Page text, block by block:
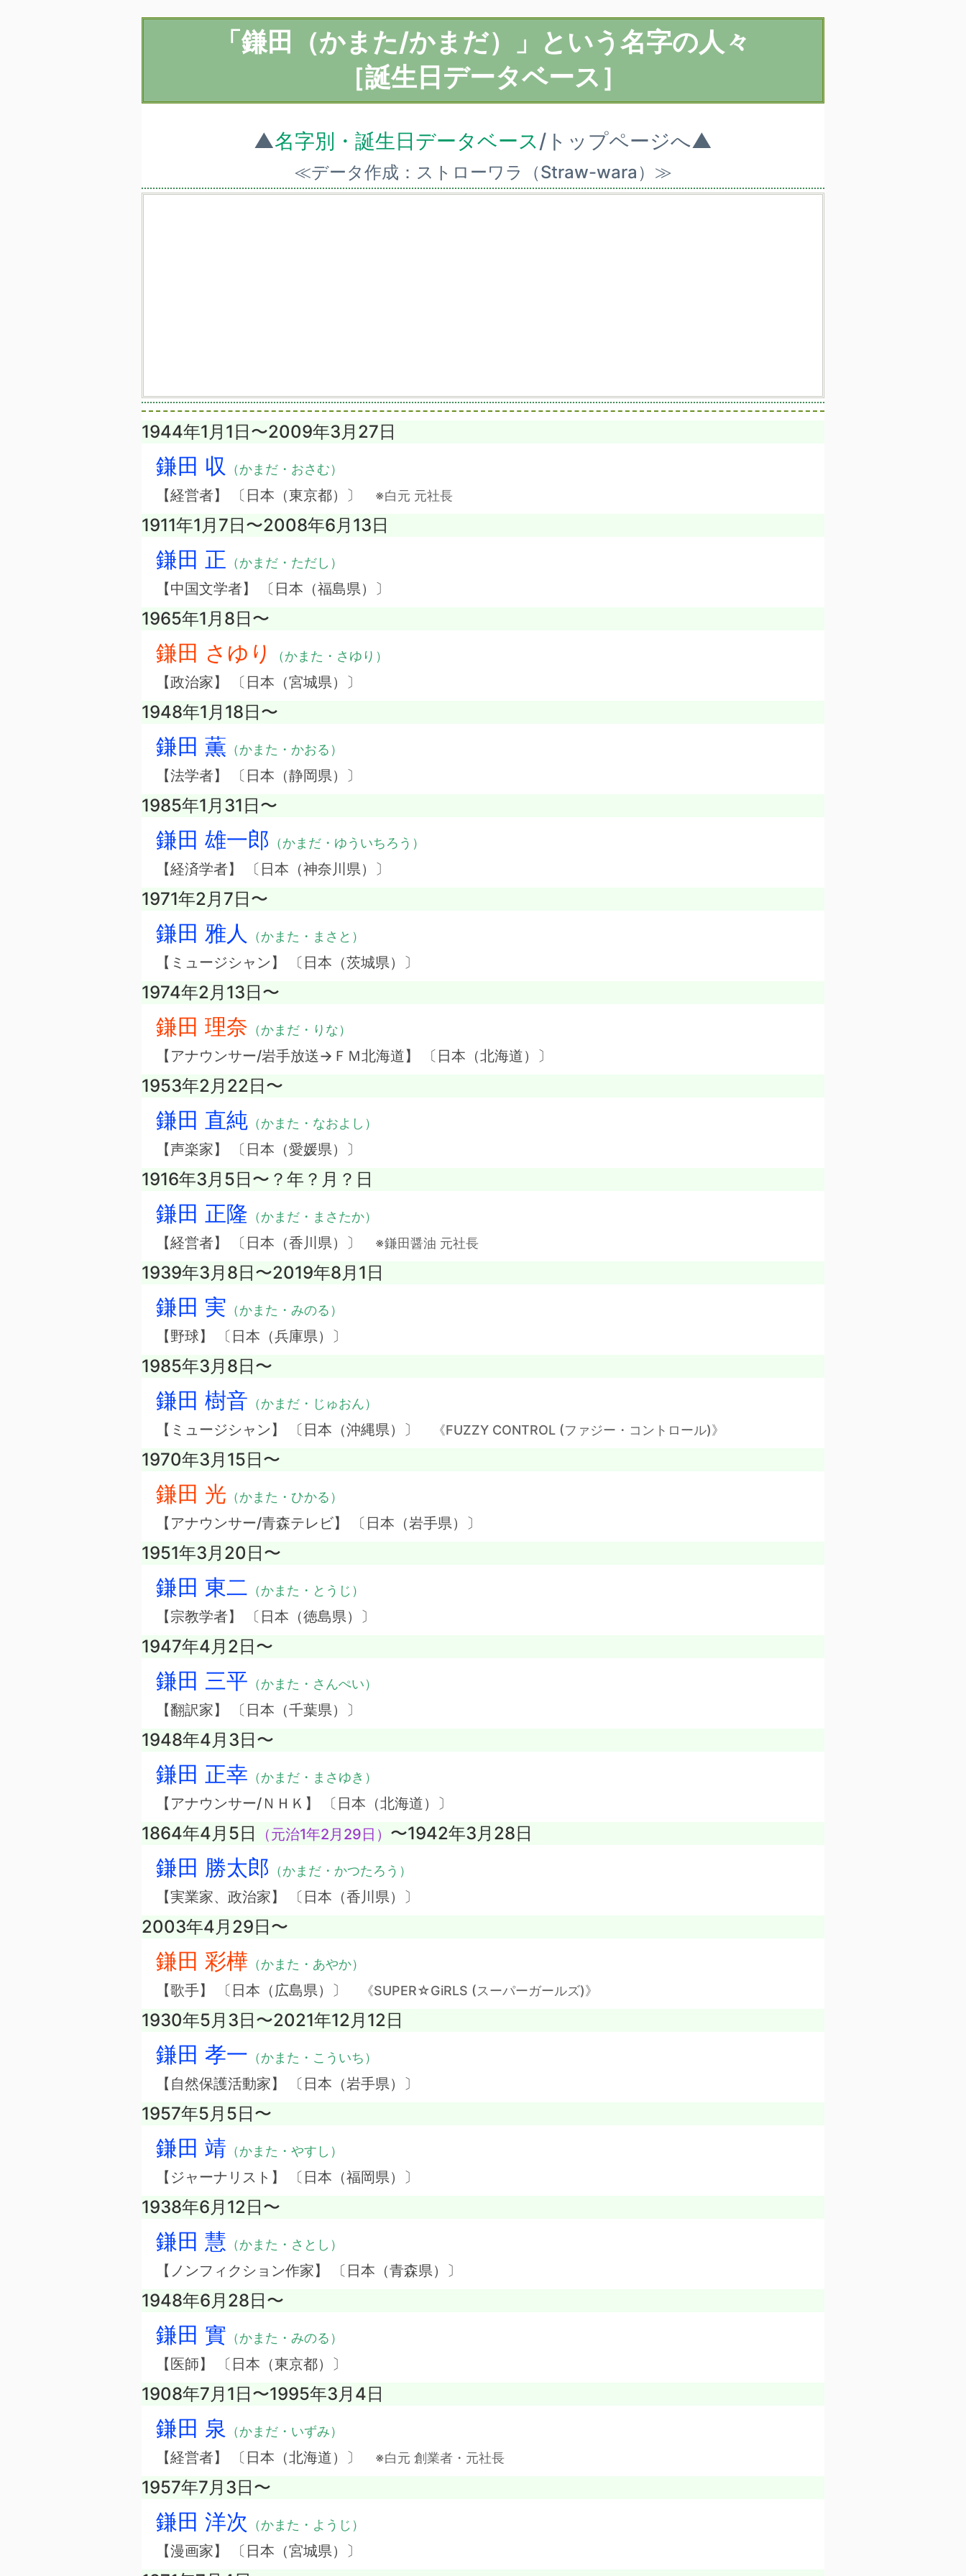
「鎌田（かまた/かまだ）」という名字の人々
［誕生日データベース］
▲名字別・誕生日データベース/トップページへ▲
≪データ作成：ストローワラ（Straw-wara）≫
1944年1月1日〜2009年3月27日
鎌田 収 （かまだ・おさむ）
【経営者】 〔日本（東京都）〕 ※白元 元社長
1911年1月7日〜2008年6月13日
鎌田 正 （かまだ・ただし）
【中国文学者】 〔日本（福島県）〕
1965年1月8日〜
鎌田 さゆり （かまた・さゆり）
【政治家】 〔日本（宮城県）〕
1948年1月18日〜
鎌田 薫 （かまた・かおる）
【法学者】 〔日本（静岡県）〕
1985年1月31日〜
鎌田 雄一郎 （かまだ・ゆういちろう）
【経済学者】 〔日本（神奈川県）〕
1971年2月7日〜
鎌田 雅人 （かまた・まさと）
【ミュージシャン】 〔日本（茨城県）〕
1974年2月13日〜
鎌田 理奈 （かまだ・りな）
【アナウンサー/岩手放送→ＦＭ北海道】 〔日本（北海道）〕
1953年2月22日〜
鎌田 直純 （かまた・なおよし）
【声楽家】 〔日本（愛媛県）〕
1916年3月5日〜？年？月？日
鎌田 正隆 （かまだ・まさたか）
【経営者】 〔日本（香川県）〕 ※鎌田醤油 元社長
1939年3月8日〜2019年8月1日
鎌田 実 （かまた・みのる）
【野球】 〔日本（兵庫県）〕
1985年3月8日〜
鎌田 樹音 （かまだ・じゅおん）
【ミュージシャン】 〔日本（沖縄県）〕 《FUZZY CONTROL (ファジー・コントロール)》
1970年3月15日〜
鎌田 光 （かまた・ひかる）
【アナウンサー/青森テレビ】 〔日本（岩手県）〕
1951年3月20日〜
鎌田 東二 （かまた・とうじ）
【宗教学者】 〔日本（徳島県）〕
1947年4月2日〜
鎌田 三平 （かまた・さんぺい）
【翻訳家】 〔日本（千葉県）〕
1948年4月3日〜
鎌田 正幸 （かまだ・まさゆき）
【アナウンサー/ＮＨＫ】 〔日本（北海道）〕
1864年4月5日 （元治1年2月29日） 〜1942年3月28日
鎌田 勝太郎 （かまだ・かつたろう）
【実業家、政治家】 〔日本（香川県）〕
2003年4月29日〜
鎌田 彩樺 （かまた・あやか）
【歌手】 〔日本（広島県）〕 《SUPER☆GiRLS (スーパーガールズ)》
1930年5月3日〜2021年12月12日
鎌田 孝一 （かまた・こういち）
【自然保護活動家】 〔日本（岩手県）〕
1957年5月5日〜
鎌田 靖 （かまた・やすし）
【ジャーナリスト】 〔日本（福岡県）〕
1938年6月12日〜
鎌田 慧 （かまた・さとし）
【ノンフィクション作家】 〔日本（青森県）〕
1948年6月28日〜
鎌田 實 （かまた・みのる）
【医師】 〔日本（東京都）〕
1908年7月1日〜1995年3月4日
鎌田 泉 （かまだ・いずみ）
【経営者】 〔日本（北海道）〕 ※白元 創業者・元社長
1957年7月3日〜
鎌田 洋次 （かまた・ようじ）
【漫画家】 〔日本（宮城県）〕